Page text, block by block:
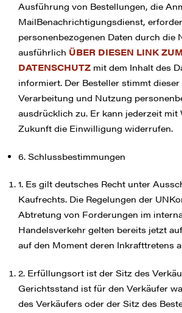
Ausführung von Bestellungen, die
MailBenachrichtigungsdienst,
personenbezogenen Daten durch die
ausführlich ÜBER DIESEN LINK ZUM
DATENSCHUTZ mit dem Inhalt des
informiert. Der Besteller stimmt dieser
Verarbeitung und Nutzung
ausdrücklich zu. Er kann jederzeit
Zukunft die Einwilligung widerrufen.
6. Schlussbestimmungen
1. Es gilt deutsches Recht unter
Kaufrechts. Die Regelungen der
Abtretung von Forderungen im
Handelsverkehr gelten bereits jetzt
auf den Moment deren Inkrafttretens
2. Erfüllungsort ist der Sitz des
Gerichtsstand ist für den Verkäufer
des Verkäufers oder der Sitz des